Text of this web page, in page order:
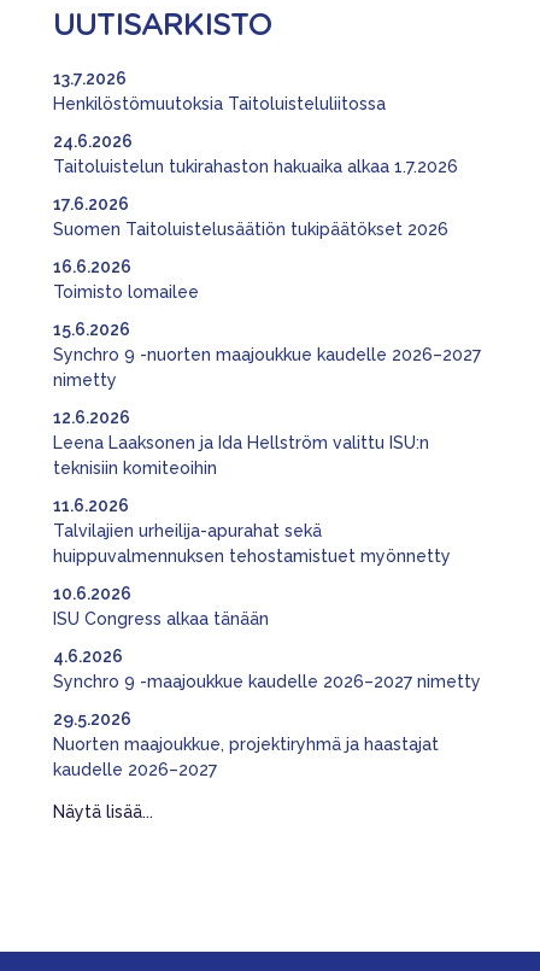
UUTISARKISTO
Henkilöstömuutoksia Taitoluisteluliitossa
13.7.2026
Taitoluistelun tukirahaston hakuaika alkaa 1.7.2026
24.6.2026
Suomen Taitoluistelusäätiön tukipäätökset 2026
17.6.2026
Toimisto lomailee
16.6.2026
Synchro 9 -nuorten maajoukkue kaudelle 2026–2027
nimetty
15.6.2026
Leena Laaksonen ja Ida Hellström valittu ISU:n
teknisiin komiteoihin
12.6.2026
Talvilajien urheilija-apurahat sekä
huippuvalmennuksen tehostamistuet myönnetty
11.6.2026
ISU Congress alkaa tänään
10.6.2026
Synchro 9 -maajoukkue kaudelle 2026–2027 nimetty
4.6.2026
Nuorten maajoukkue, projektiryhmä ja haastajat
kaudelle 2026–2027
29.5.2026
Näytä lisää...